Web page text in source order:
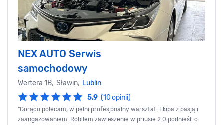
NEX AUTO Serwis
samochodowy
Wertera 1B, Sławin, Lublin
5.9 (10 opinii)
"Gorąco polecam, w pełni profesjonalny warsztat. Ekipa z pasją i
zaangażowaniem. Robiłem zawieszenie w priusie 2.0 podnieśli o